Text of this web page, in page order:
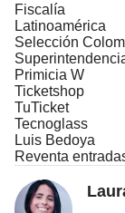
Fiscalía
Latinoamérica
Selección
Primicia W
Ticketshop
TuTicket
Tecnoglass
Luis Bedoya
Reventa